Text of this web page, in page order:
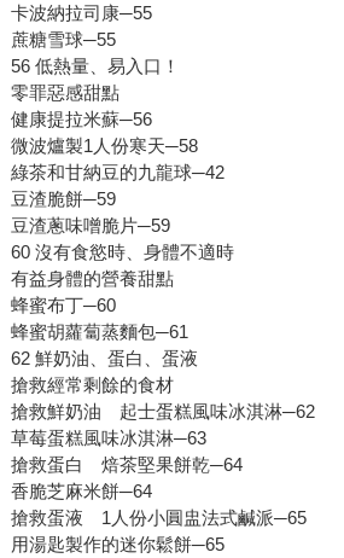
卡波納拉司康─55
蔗糖雪球─55
56 低熱量、易入口！
零罪惡感甜點
健康提拉米蘇─56
微波爐製1人份寒天─58
綠茶和甘納豆的九龍球─42
豆渣脆餅─59
豆渣蔥味噌脆片─59
60 沒有食慾時、身體不適時
有益身體的營養甜點
蜂蜜布丁─60
蜂蜜胡蘿蔔蒸麵包─61
62 鮮奶油、蛋白、蛋液
搶救經常剩餘的食材
搶救鮮奶油 起士蛋糕風味冰淇淋─62
草莓蛋糕風味冰淇淋─63
搶救蛋白 焙茶堅果餅乾─64
香脆芝麻米餅─64
搶救蛋液 1人份小圓盅法式鹹派─65
用湯匙製作的迷你鬆餅─65